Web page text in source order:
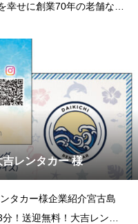
せに創業70年の老舗なら
レンタカー 様
タカー様企業紹介宮古島
！送迎無料！大吉レンタ